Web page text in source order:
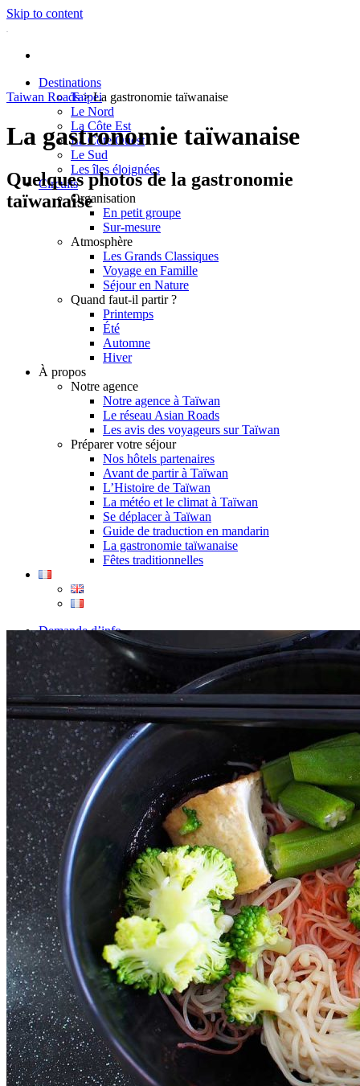
Skip to content
Destinations
Taipei
Le Nord
La Côte Est
La Côte Ouest
Le Sud
Les îles éloignées
Circuits
Organisation
En petit groupe
Sur-mesure
Atmosphère
Les Grands Classiques
Voyage en Famille
Séjour en Nature
Quand faut-il partir ?
Printemps
Été
Automne
Hiver
À propos
Notre agence
Notre agence à Taïwan
Le réseau Asian Roads
Les avis des voyageurs sur Taïwan
Préparer votre séjour
Nos hôtels partenaires
Avant de partir à Taïwan
L’Histoire de Taïwan
La météo et le climat à Taïwan
Se déplacer à Taïwan
Guide de traduction en mandarin
La gastronomie taïwanaise
Fêtes traditionnelles
Demande d’info
09 83 40 65 79
Taiwan Roads > La gastronomie taïwanaise
La gastronomie taïwanaise
Quelques photos de la gastronomie
taïwanaise